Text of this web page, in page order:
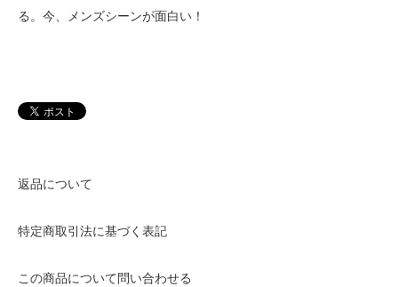
る。今、メンズシーンが面白い！
返品について
特定商取引法に基づく表記
この商品について問い合わせる